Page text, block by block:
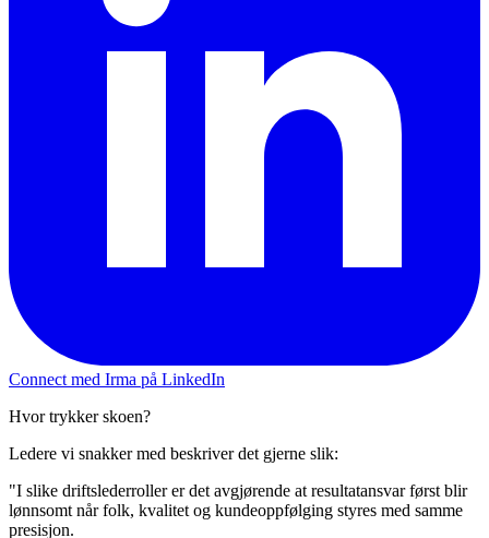
Connect med Irma på LinkedIn
Hvor trykker skoen?
Ledere vi snakker med beskriver det gjerne slik:
"I slike driftslederroller er det avgjørende at resultatansvar først blir
lønnsomt når folk, kvalitet og kundeoppfølging styres med samme
presisjon.